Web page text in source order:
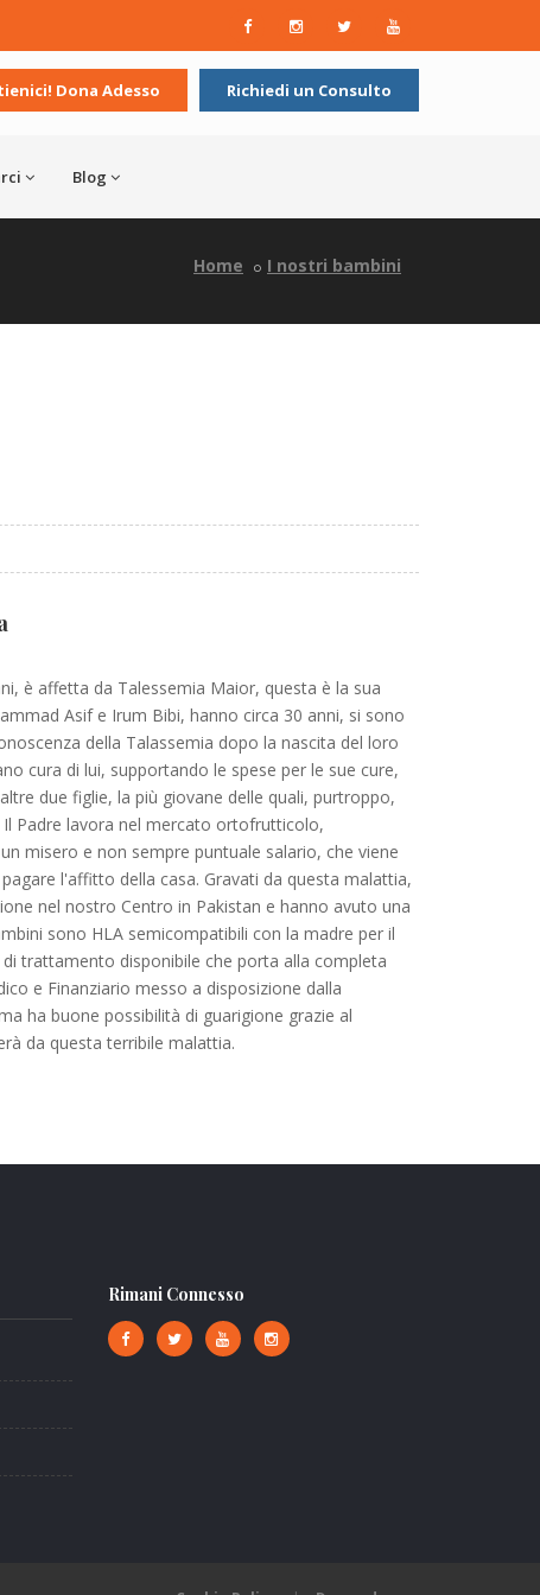
Dona Adesso Richiedi un Consulto
Blog
Home I nostri bambini
è affetta da Talessemia Maior, questa è la sua
Asif e Irum Bibi, hanno circa 30 anni, si sono
della Talassemia dopo la nascita del loro
cura di lui, supportando le spese per le sue cure,
due figlie, la più giovane delle quali, purtroppo,
Padre lavora nel mercato ortofrutticolo,
misero e non sempre puntuale salario, che viene
l'affitto della casa. Gravati da questa malattia,
nel nostro Centro in Pakistan e hanno avuto una
sono HLA semicompatibili con la madre per il
trattamento disponibile che porta alla completa
e Finanziario messo a disposizione dalla
ha buone possibilità di guarigione grazie al
da questa terribile malattia.
Rimani Connesso